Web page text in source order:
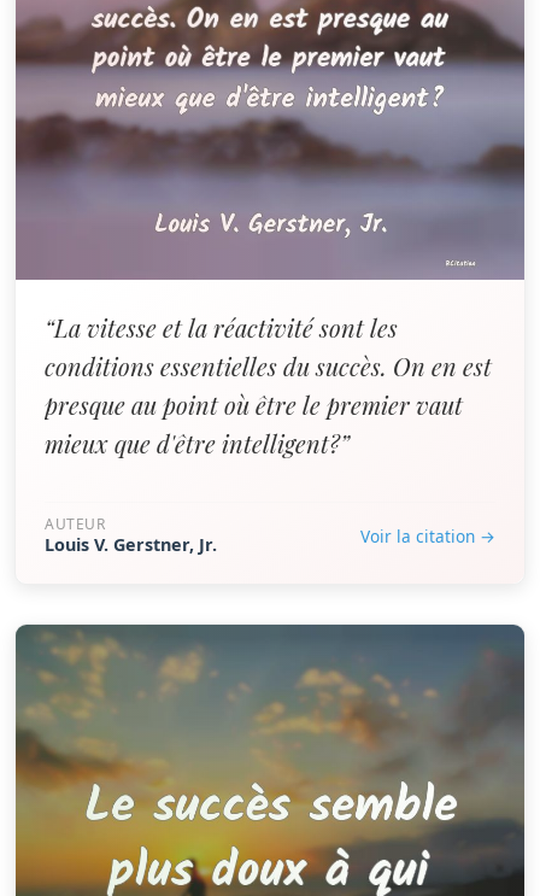
“La vitesse et la réactivité sont les
conditions essentielles du succès. On en est
presque au point où être le premier vaut
mieux que d'être intelligent?”
AUTEUR
Louis V. Gerstner, Jr. Voir la citation →